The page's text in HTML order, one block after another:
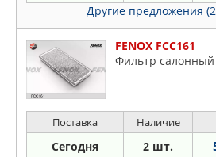
Другие предложения
FENOX FCC161
Фильтр салонный
Поставка Наличие
Сегодня 2 шт.